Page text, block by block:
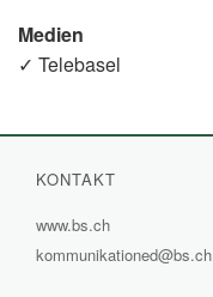
Medien
✓ Telebasel
KONTAKT
www.bs.ch
Link)
kommunikationed@bs.ch